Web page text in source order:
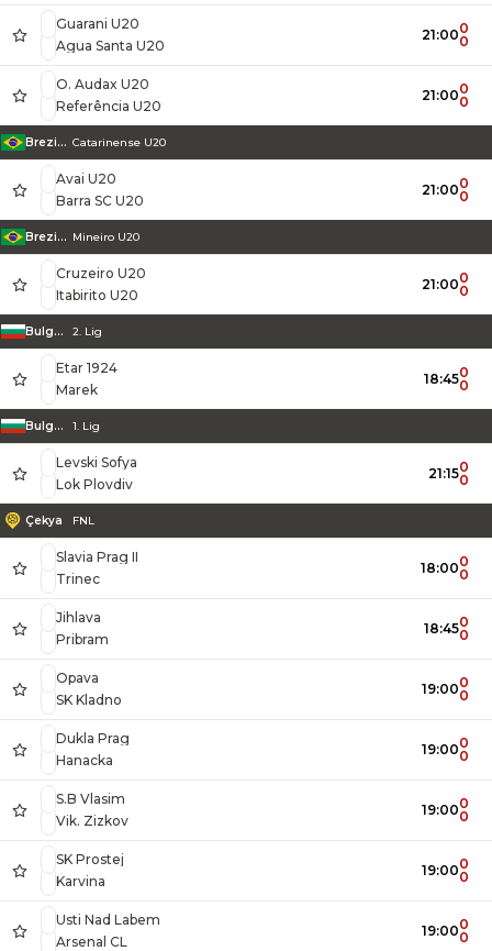
Guarani U20
Agua Santa U20
21:000
0
O. Audax U20
Referência U20
21:000
0
Brezilya Catarinense U20
Avai U20
Barra SC U20
21:000
0
Brezilya Mineiro U20
Cruzeiro U20
Itabirito U20
21:000
0
Bulgaristan 2. Lig
Etar 1924
Marek
18:450
0
Bulgaristan 1. Lig
Levski Sofya
Lok Plovdiv
21:150
0
Çekya FNL
Slavia Prag II
Trinec
18:000
0
Jihlava
Pribram
18:450
0
Opava
SK Kladno
19:000
0
Dukla Prag
Hanacka
19:000
0
S.B Vlasim
Vik. Zizkov
19:000
0
SK Prostej
Karvina
19:000
0
Usti Nad Labem
Arsenal CL
19:000
0